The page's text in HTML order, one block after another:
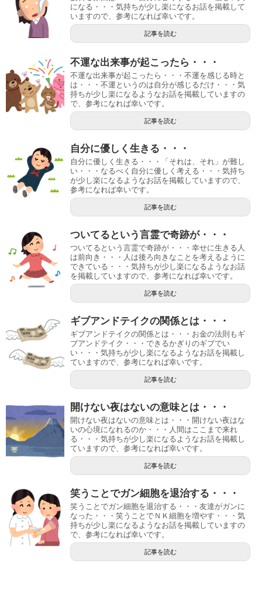
になる・・・気持ちが少し楽になるお話を掲載して
いますので、参考になれば幸いです。
記事を読む
不運な出来事が起こったら・・・
不運な出来事が起こったら・・・不運を感じる時と
は・・・不運というのは自分が感じるだけ・・・気
持ちが少し楽になるようなお話を掲載していますの
で、参考になれば幸いです。
記事を読む
自分に優しく生きる・・・
自分に優しく生きる・・・「それは、それ」が難し
い・・・なるべく自分に優しく考える・・・気持ち
が少し楽になるようなお話を掲載していますので、
参考になれば幸いです。
記事を読む
ついてるという言霊で奇跡が・・・
ついてるという言霊で奇跡が・・・幸せに生きる人
は前向き・・・人は後ろ向きなことを考えるように
できている・・・気持ちが少し楽になるようなお話
を掲載していますので、参考になれば幸いです。
記事を読む
ギブアンドテイクの関係とは・・・
ギブアンドテイクの関係とは・・・お金の法則もギ
ブアンドテイク・・・できるかぎりのギブでい
い・・・気持ちが少し楽になるようなお話を掲載し
ていますので、参考になれば幸いです。
記事を読む
開けない夜はないの意味とは・・・
開けない夜はないの意味とは・・・開けない夜はな
いの心境になれるのか・・・人間はここまで来れ
る・・・気持ちが少し楽になるようなお話を掲載し
ていますので、参考になれば幸いです。
記事を読む
笑うことでガン細胞を退治する・・・
笑うことでガン細胞を退治する・・・友達がガンに
なった・・・笑うことでＮＫ細胞を増やす・・・気
持ちが少し楽になるようなお話を掲載していますの
で、参考になれば幸いです。
記事を読む